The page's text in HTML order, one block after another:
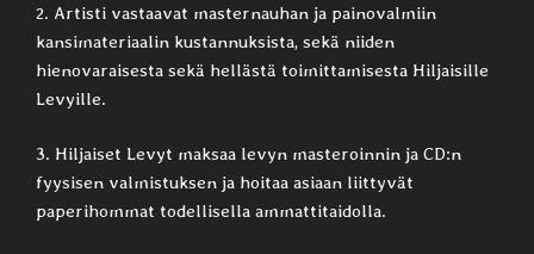
2. Artisti vastaavat masternauhan ja painovalmiin
kansimateriaalin kustannuksista, sekä niiden
hienovaraisesta sekä hellästä toimittamisesta Hiljaisille
Levyille.
3. Hiljaiset Levyt maksaa levyn masteroinnin ja CD:n
fyysisen valmistuksen ja hoitaa asiaan liittyvät
paperihommat todellisella ammattitaidolla.